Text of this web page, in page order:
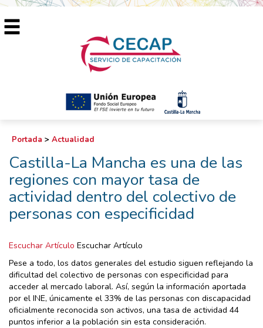
Portada > Actualidad
Castilla-La Mancha es una de las
regiones con mayor tasa de
actividad dentro del colectivo de
personas con especificidad
Escuchar Artículo Escuchar Artículo
Pese a todo, los datos generales del estudio siguen reflejando la
dificultad del colectivo de personas con especificidad para
acceder al mercado laboral. Así, según la información aportada
por el INE, únicamente el 33% de las personas con discapacidad
oficialmente reconocida son activos, una tasa de actividad 44
puntos inferior a la población sin esta consideración.